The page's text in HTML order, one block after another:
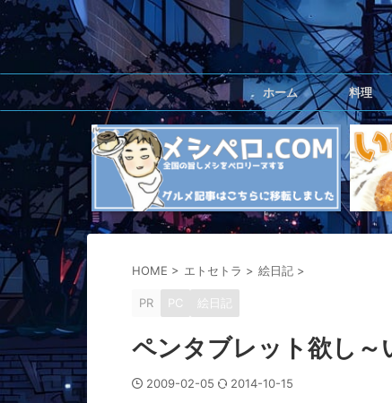
ホーム 料理
HOME > エトセトラ > 絵日記 >
PR PC 絵日記
ペンタブレット欲し～
2009-02-05 2014-10-15